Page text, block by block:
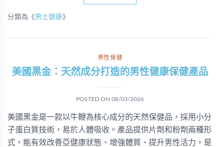
分類為《男士健康》
男性保健
美國黑金：天然成分打造的男性健康保健產品
POSTED ON 08/03/2026
美國黑金是一款以牛鞭為核心成分的天然保健品，採用小分
子蛋白質技術，易於人體吸收。產品提供片劑和粉劑兩種形
式，能有效改善亞健康狀態、增強體質、提升男性活力，是